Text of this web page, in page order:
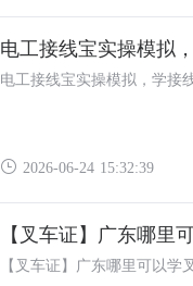
电工接线宝实操模拟
电工接线宝实操模拟，学接
2026-06-24 15:32:39
【叉车证】广东哪里
【叉车证】广东哪里可以